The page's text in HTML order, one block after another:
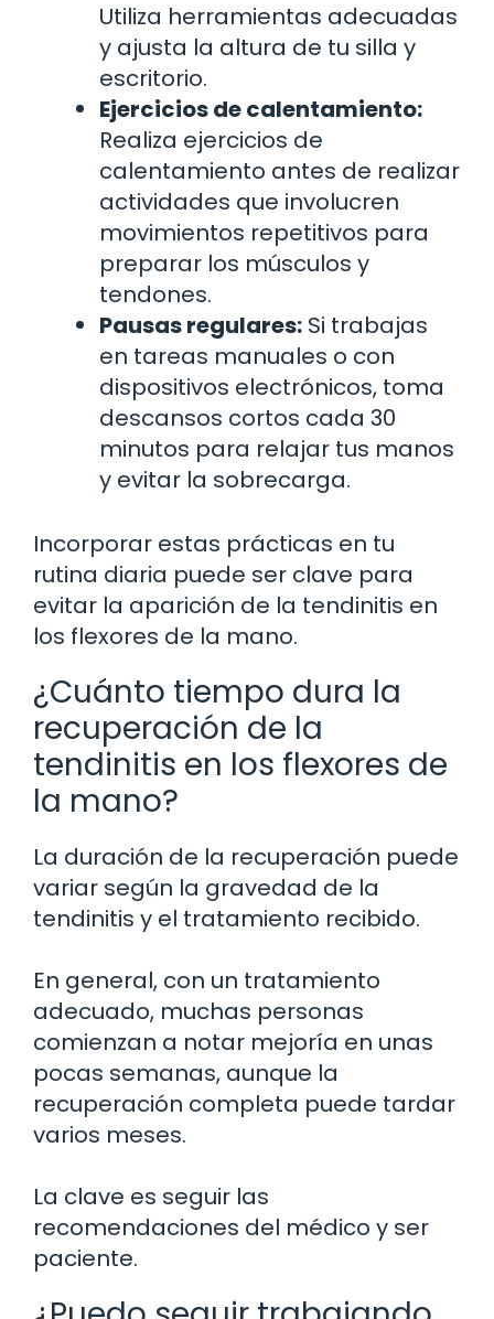
Utiliza herramientas adecuadas
y ajusta la altura de tu silla y
escritorio.
Ejercicios de calentamiento:
Realiza ejercicios de
calentamiento antes de realizar
actividades que involucren
movimientos repetitivos para
preparar los músculos y
tendones.
Pausas regulares: Si trabajas
en tareas manuales o con
dispositivos electrónicos, toma
descansos cortos cada 30
minutos para relajar tus manos
y evitar la sobrecarga.
Incorporar estas prácticas en tu
rutina diaria puede ser clave para
evitar la aparición de la tendinitis en
los flexores de la mano.
¿Cuánto tiempo dura la
recuperación de la
tendinitis en los flexores de
la mano?
La duración de la recuperación puede
variar según la gravedad de la
tendinitis y el tratamiento recibido.
En general, con un tratamiento
adecuado, muchas personas
comienzan a notar mejoría en unas
pocas semanas, aunque la
recuperación completa puede tardar
varios meses.
La clave es seguir las
recomendaciones del médico y ser
paciente.